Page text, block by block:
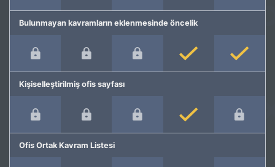
Bulunmayan kavramların eklenmesinde öncelik
Kişiselleştirilmiş ofis sayfası
Ofis Ortak Kavram Listesi